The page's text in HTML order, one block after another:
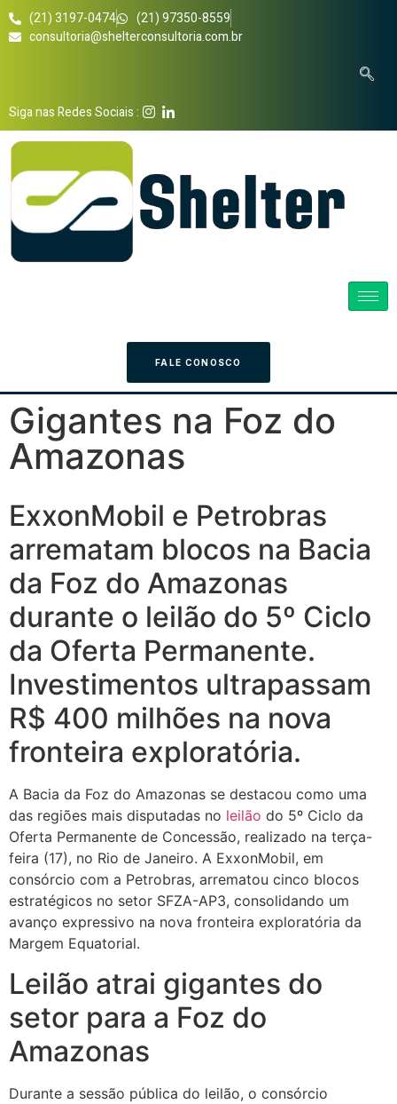
(21) 3197-0474
(21) 97350-8559
consultoria@shelterconsultoria.com.br
Siga nas Redes Sociais :
FALE CONOSCO
Gigantes na Foz do
Amazonas
ExxonMobil e Petrobras
arrematam blocos na Bacia
da Foz do Amazonas
durante o leilão do 5º Ciclo
da Oferta Permanente.
Investimentos ultrapassam
R$ 400 milhões na nova
fronteira exploratória.
A Bacia da Foz do Amazonas se destacou como uma
das regiões mais disputadas no leilão do 5º Ciclo da
Oferta Permanente de Concessão, realizado na terça-
feira (17), no Rio de Janeiro. A ExxonMobil, em
consórcio com a Petrobras, arrematou cinco blocos
estratégicos no setor SFZA-AP3, consolidando um
avanço expressivo na nova fronteira exploratória da
Margem Equatorial.
Leilão atrai gigantes do
setor para a Foz do
Amazonas
Durante a sessão pública do leilão, o consórcio